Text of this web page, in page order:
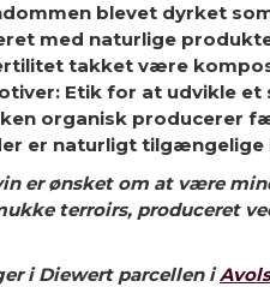
blevet dyrket
med naturlige
takket være
Etik for at udvikle
organisk producerer
er naturligt
er ønsket om at være
terroirs, produceret
i Diewert parcellen i